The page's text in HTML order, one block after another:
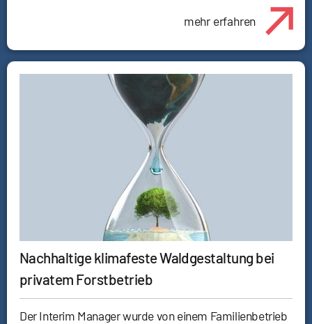
mehr erfahren
Nachhaltige klimafeste Waldgestaltung bei
privatem Forstbetrieb
Der Interim Manager wurde von einem Familienbetrieb